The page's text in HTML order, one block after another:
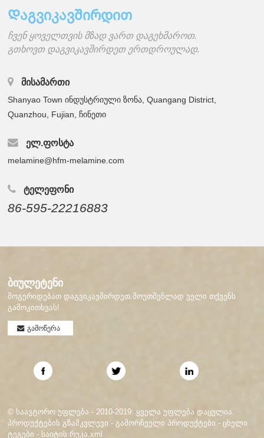
Დაგვიკავშირდით
ჩვენ ყოველთვის მზად ვართ დაგეხმაროთ.
გთხოვთ დაგვიკავშირდეთ ერთდროულად.
ᲛᲘᲡᲐᲛᲐᲠᲗᲘ
Shanyao Town ინდუსტრიული ზონა, Quangang District,
Quanzhou, Fujian, ჩინეთი
ᲔᲚ.ᲤᲝᲡᲢᲐ
melamine@hfm-melamine.com
ᲢᲔᲚᲔᲤᲝᲜᲘ
86-595-22216883
ბიულეტენი
მოგერიდებათ დაგვიკავშირდეთ.მოუთმენლად ველი თქვენს
გამოკითხვას!
გამოწერა
© საავტორო უფლება - 2010-2019: ყველა უფლება დაცულია.
პროდუქტების გზამკვლევი -გამორჩეული პროდუქტები -ცხელი
ტეგები - საიტის რუკა.xml